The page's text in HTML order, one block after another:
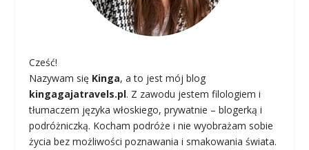
Cześć!
Nazywam się Kinga, a to jest mój blog
kingagajatravels.pl. Z zawodu jestem filologiem i
tłumaczem języka włoskiego, prywatnie – blogerką i
podróżniczką. Kocham podróże i nie wyobrażam sobie
życia bez możliwości poznawania i smakowania świata.